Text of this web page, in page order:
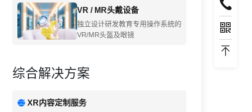
VR / MR头戴设备
独立设计研发教育专用操作系统的
VR/MR头盔及眼镜
综合解决方案
XR内容定制服务